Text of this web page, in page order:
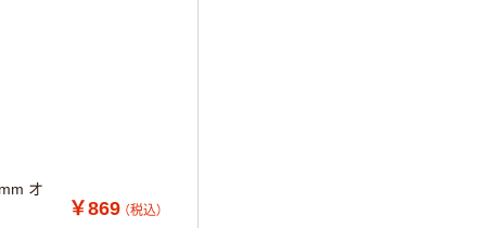
オ
￥869 （税込）